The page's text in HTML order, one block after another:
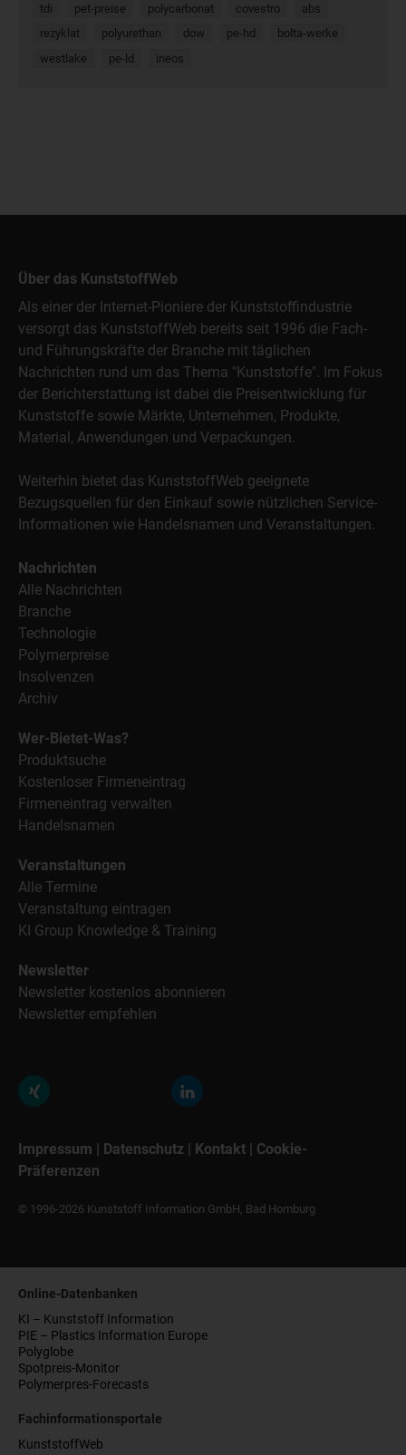
tdi
pet-preise polycarbonat covestro
abs
rezyklat
polyurethan dow pe-hd
bolta-werke
westlake
pe-ld ineos
Über das KunststoffWeb
Als einer der Internet-Pioniere der Kunststoffindustrie
versorgt das KunststoffWeb bereits seit 1996 die Fach-
und Führungskräfte der Branche mit täglichen
Nachrichten rund um das Thema "Kunststoffe". Im Fokus
der Berichterstattung ist dabei die Preisentwicklung für
Kunststoffe sowie Märkte, Unternehmen, Produkte,
Material, Anwendungen und Verpackungen.
Weiterhin bietet das KunststoffWeb geeignete
Bezugsquellen für den Einkauf sowie nützlichen Service-
Informationen wie Handelsnamen und Veranstaltungen.
Nachrichten
Alle Nachrichten
Branche
Technologie
Polymerpreise
Insolvenzen
Archiv
Wer-Bietet-Was?
Produktsuche
Kostenloser Firmeneintrag
Firmeneintrag verwalten
Handelsnamen
Veranstaltungen
Alle Termine
Veranstaltung eintragen
KI Group Knowledge & Training
Newsletter
Newsletter kostenlos abonnieren
Newsletter empfehlen
Impressum | Datenschutz | Kontakt | Cookie-
Präferenzen
© 1996-2026 Kunststoff Information GmbH, Bad Homburg
Online-Datenbanken
KI – Kunststoff Information
PIE – Plastics Information Europe
Polyglobe
Spotpreis-Monitor
Polymerpres-Forecasts
Fachinformationsportale
KunststoffWeb